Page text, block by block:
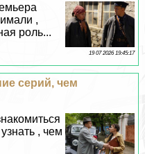
,
роль...
19 07 2026 19:45:17
серий, чем
, чем